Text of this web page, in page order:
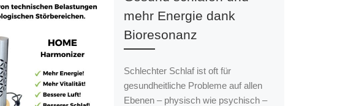
mehr Energie dank
Bioresonanz
Schlechter Schlaf ist oft für
gesundheitliche Probleme auf allen
Ebenen – physisch wie psychisch –